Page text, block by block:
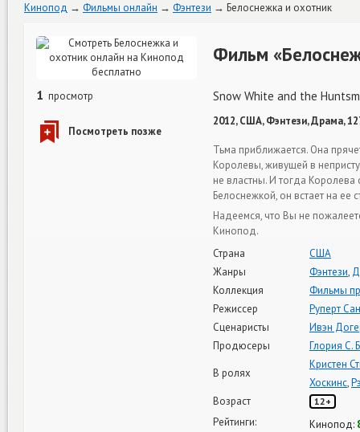
Кинопод Фильмы онлайн Фэнтези Белоснежка и охотник
1 просмотр
Фильм
Snow White and the
2012, США, Фэнтези, Драма,
Тьма приближается. Она
Королевы, живущей в
не властны. И тогда
Белоснежкой, он встает на ее
Надеемся, что Вы не
Кинопод.
Страна
США
Жанры
Фэнтези,
Коллекция
Фильмы
Режиссер
Руперт
Сценаристы
Ивэн
Продюсеры
Глория С.
В ролях
Кристен
Хоскинс,
Возраст
12+
Рейтинги: Кинопод: